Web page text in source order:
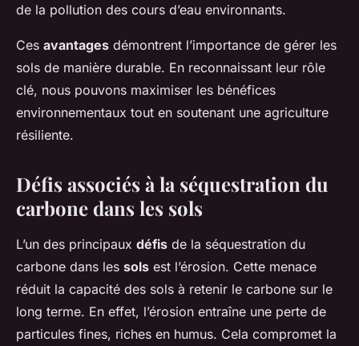
de la pollution des cours d’eau environnants.
Ces avantages démontrent l’importance de gérer les
sols de manière durable. En reconnaissant leur rôle
clé, nous pouvons maximiser les bénéfices
environnementaux tout en soutenant une agriculture
résiliente.
Défis associés à la séquestration du
carbone dans les sols
L’un des principaux défis de la séquestration du
carbone dans les sols est l’érosion. Cette menace
réduit la capacité des sols à retenir le carbone sur le
long terme. En effet, l’érosion entraîne une perte de
particules fines, riches en humus. Cela compromet la